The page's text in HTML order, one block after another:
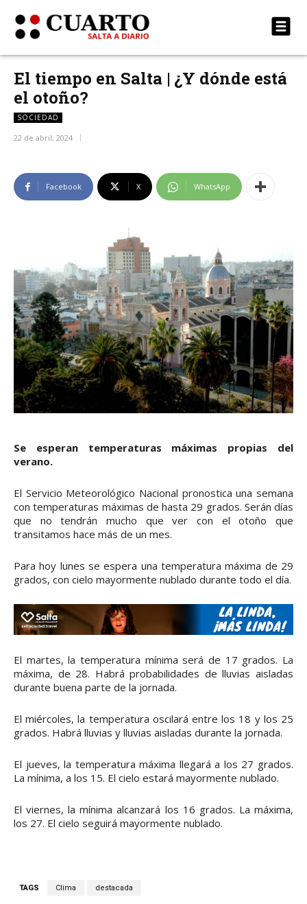
El tiempo en Salta | ¿Y dónde está
el otoño?
SOCIEDAD
22 de abril, 2024
Facebook X WhatsApp
Se esperan temperaturas máximas propias del
verano.
El Servicio Meteorológico Nacional pronostica una semana
con temperaturas máximas de hasta 29 grados. Serán días
que no tendrán mucho que ver con el otoño que
transitamos hace más de un mes.
Para hoy lunes se espera una temperatura máxima de 29
grados, con cielo mayormente nublado durante todo el día.
El martes, la temperatura mínima será de 17 grados. La
máxima, de 28. Habrá probabilidades de lluvias aisladas
durante buena parte de la jornada.
El miércoles, la temperatura oscilará entre los 18 y los 25
grados. Habrá lluvias y lluvias aisladas durante la jornada.
El jueves, la temperatura máxima llegará a los 27 grados.
La mínima, a los 15. El cielo estará mayormente nublado.
El viernes, la mínima alcanzará los 16 grados. La máxima,
los 27. El cielo seguirá mayormente nublado.
TAGS Clima destacada